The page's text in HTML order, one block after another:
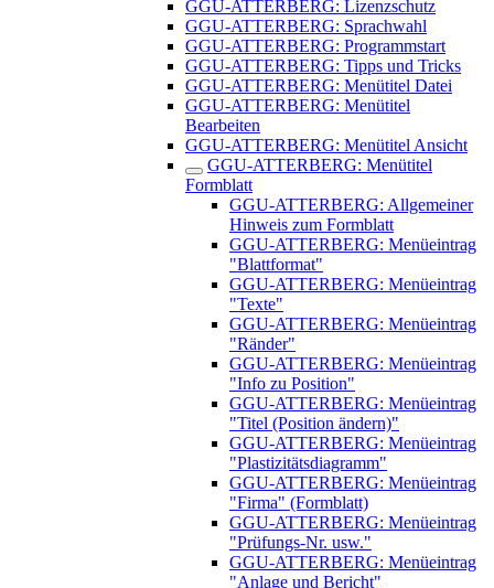
GGU-ATTERBERG: Lizenzschutz
GGU-ATTERBERG: Sprachwahl
GGU-ATTERBERG: Programmstart
GGU-ATTERBERG: Tipps und Tricks
GGU-ATTERBERG: Menütitel Datei
GGU-ATTERBERG: Menütitel
Bearbeiten
GGU-ATTERBERG: Menütitel Ansicht
GGU-ATTERBERG: Menütitel
Formblatt
GGU-ATTERBERG: Allgemeiner
Hinweis zum Formblatt
GGU-ATTERBERG: Menüeintrag
"Blattformat"
GGU-ATTERBERG: Menüeintrag
"Texte"
GGU-ATTERBERG: Menüeintrag
"Ränder"
GGU-ATTERBERG: Menüeintrag
"Info zu Position"
GGU-ATTERBERG: Menüeintrag
"Titel (Position ändern)"
GGU-ATTERBERG: Menüeintrag
"Plastizitätsdiagramm"
GGU-ATTERBERG: Menüeintrag
"Firma" (Formblatt)
GGU-ATTERBERG: Menüeintrag
"Prüfungs-Nr. usw."
GGU-ATTERBERG: Menüeintrag
"Anlage und Bericht"